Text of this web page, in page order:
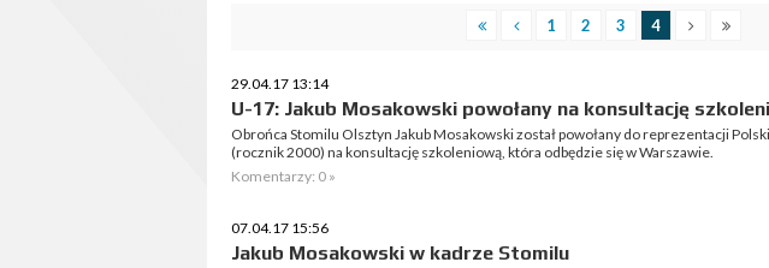
1 2 3 4
29.04.17 13:14
U-17: Jakub Mosakowski powołany na konsultację
Obrońca Stomilu Olsztyn Jakub Mosakowski został powołany do reprezentacji
(rocznik 2000) na konsultację szkoleniową, która odbędzie się w Warszawie.
Komentarzy: 0 »
07.04.17 15:56
Jakub Mosakowski w kadrze Stomilu